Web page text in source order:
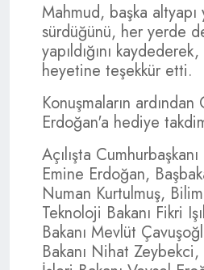
Mahmud, başka altyapı
sürdüğünü, her yerde
yapıldığını
heyetine teşekkür etti.
Konuşmaların ardından
Erdoğan'a hediye
Açılışta
Emine Erdoğan,
Numan Kurtulmuş,
Teknoloji Bakanı Fikri
Bakanı Mevlüt
Bakanı Nihat